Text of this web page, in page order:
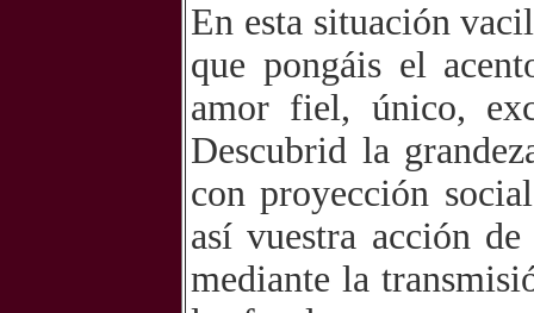
En esta situación
que pongáis el
amor fiel, único,
Descubrid la
con proyección
así vuestra acción
mediante la